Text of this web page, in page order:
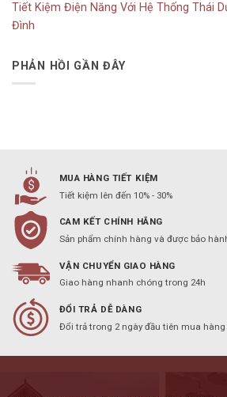
Tiết Kiệm Điện Năng Với Hệ Thống Thái
Đình
PHẢN HỒI GẦN ĐÂY
MUA HÀNG TIẾT KIỆM
Tiết kiệm lên đến 10% - 30%
CAM KẾT CHÍNH HÃNG
Sản phẩm chính hàng và được bảo
VẬN CHUYỂN GIAO HÀNG
Giao hàng nhanh chóng trong 24h
ĐỔI TRẢ DỄ DÀNG
Đổi trả trong 2 ngày đầu tiên mua hàng